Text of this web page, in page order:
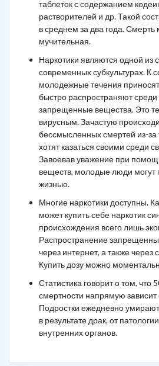
таблеток с содержанием
растворителей и др. Такой
в среднем за два года.
мучительная.
Наркотики являются одной из
современных субкультурах. К
молодежные течения
быстро распространяют среди
запрещенные вещества. Это
вирусным. Зачастую
бессмысленных смертей из-за
хотят казаться своими среди
Завоевав уважение при
веществ, молодые люди могут
жизнью.
Многие наркотики доступны.
может купить себе наркотик
происхождения всего лишь
Распространение
через интернет, а также через
Купить дозу можно
Статистика говорит о том, что
смертности напрямую зависит
Подростки ежедневно
в результате драк, от
внутренних органов.